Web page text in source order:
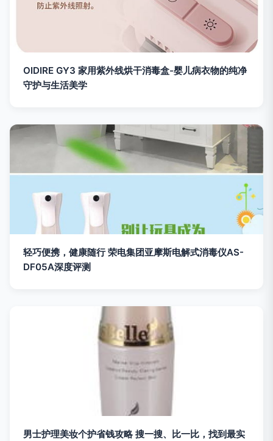
OIDIRE GY3 家用紫外线烘干消毒盒-婴儿病衣物的纯净
守护与生活美学
轻巧便携，健康随行 荣电集团亚摩斯电解式消毒仪AS-
DF05A深度评测
男士护理美妆个护省钱攻略 搜一搜、比一比，找到最实